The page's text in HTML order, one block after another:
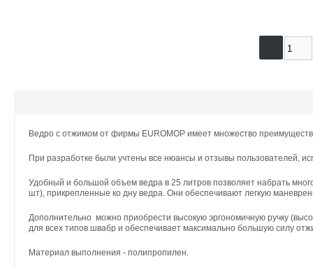
Ведро с отжимом от фирмы EUROMOP имеет множество
При разработке были учтены все нюансы и отзывы пользователей,
Удобный и большой объем ведра в 25 литров позволяет набрать
шт), прикрепленные ко дну ведра. Они обеспечивают легкую
Дополнительно можно приобрести высокую эргономичную ручку
для всех типов швабр и обеспечивает максимально большую силу
Материал выполнения - полипропилен.